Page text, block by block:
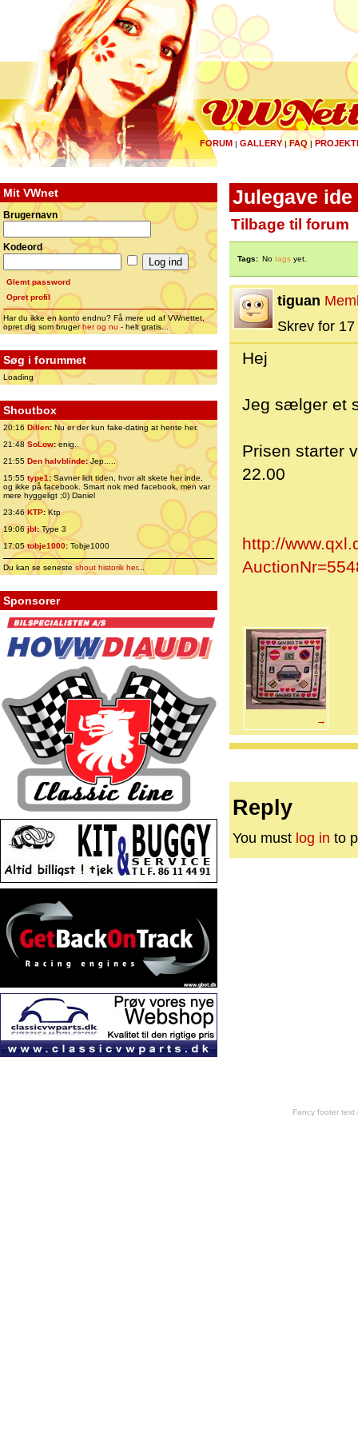
FORUM | GALLERY|FAQ |
Mit VWnet
Brugernavn
Kodeord
Glemt password
Opret profil
Har du ikke en konto endnu? Få mere ud af VWnettet,
opret dig som brugerher og nu - helt gratis...
Søg i forummet
Loading
Shoutbox
20:16 Dillen: Nu er der kun fake-dating at hente her.
21:48 SoLow:enig..
21:55 Den halvblinde:Jep.....
15:55 type1:Savner lidt tiden, hvor alt skete her inde,
og ikke på facebook. Smart nok med facebook, men var
mere hyggeligt ;0) Daniel
23:46 KTP:Ktp
19:06jbl:Type 3
17:05tobje1000: Tobje1000
Du kan se senesteshout historik her...
Sponsorer
Julegave ide
Tilbage til forum
Tags: No tags yet.
tiguan
Skrev for
Hej
Jeg sælger et
Prisen starter
22.00
http://
→
Reply
You must log in to
Fancy footer